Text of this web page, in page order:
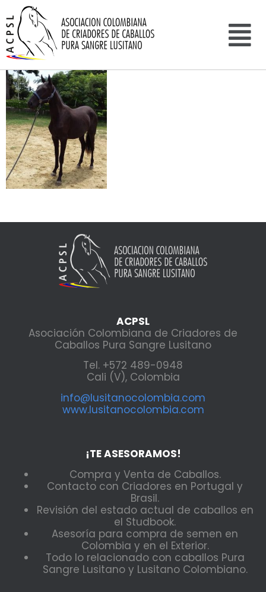
ACPSL
Asociación Colombiana de Criadores de
Caballos Pura Sangre Lusitano
Tel. +572 489-0948
Cali (V), Colombia
info@lusitanocolombia.com
www.lusitanocolombia.com
¡TE ASESORAMOS!
Compra y Venta de Caballos.
Contacto con Criadores en Portugal y
Brasil.
Revisión del estado actual de caballos en
el Studbook.
Asesoría para compra de semen en
Colombia y en el Exterior.
Todo lo relacionado con caballos Pura
Sangre Lusitano y Lusitano Colombiano.